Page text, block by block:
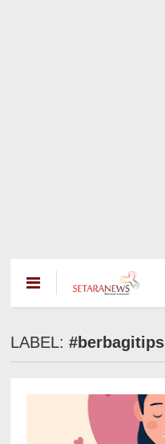
LABEL:#berbagitips